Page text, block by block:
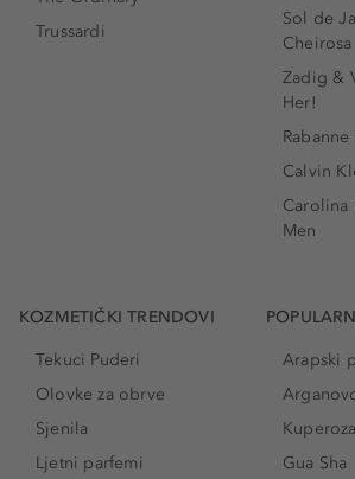
Trussardi
Sol de
Cheirosa
Zadig &
Her!
Calvin
Carolina
Men
KOZMETIČKI TRENDOVI
Tekuci Puderi
Olovke za obrve
Sjenila
Ljetni parfemi
Arapski
Kuperoza
Gua Sha